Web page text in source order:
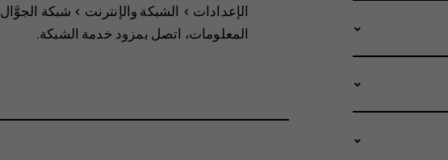
الإعدادات > الشبكة والإنترنت > شبكة الجوَّال
المعلومات، اتصل بمزود خدمة الشبكة.